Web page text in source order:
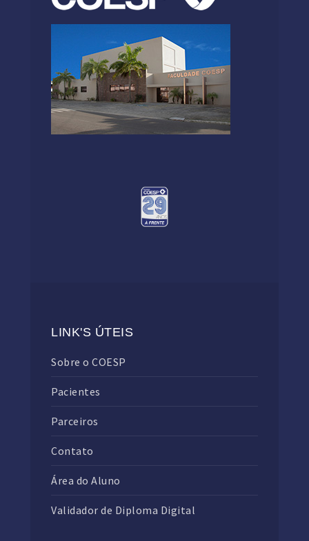
LINK'S ÚTEIS
Sobre o COESP
Pacientes
Parceiros
Contato
Área do Aluno
Validador de Diploma Digital